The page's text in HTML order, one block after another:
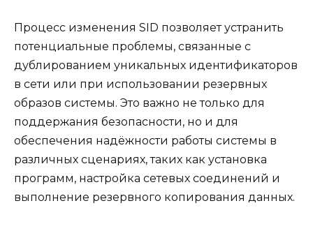
Процесс изменения SID позволяет устранить
потенциальные проблемы, связанные с
дублированием уникальных идентификаторов
в сети или при использовании резервных
образов системы. Это важно не только для
поддержания безопасности, но и для
обеспечения надёжности работы системы в
различных сценариях, таких как установка
программ, настройка сетевых соединений и
выполнение резервного копирования данных.